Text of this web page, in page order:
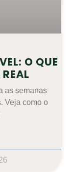
O QUE
as semanas
Veja como o